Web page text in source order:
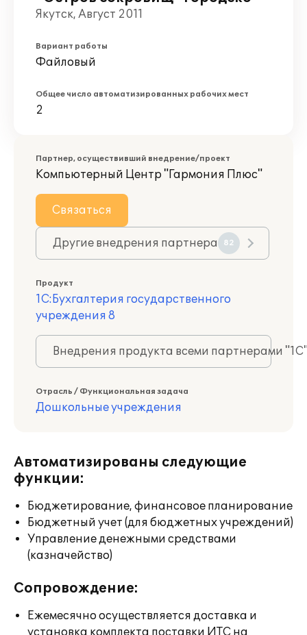
Якутск, Август 2011
Вариант работы
Файловый
Общее число автоматизированных рабочих мест
2
Партнер, осуществивший внедрение/проект
Компьютерный Центр "Гармония Плюс"
Связаться
Другие внедрения партнера 82
Продукт
1С:Бухгалтерия государственного
учреждения 8
Внедрения продукта всеми партнерами
Отрасль / Функциональная задача
Дошкольные учреждения
Автоматизированы следующие
функции:
Бюджетирование, финансовое планирование
Бюджетный учет (для бюджетных учреждений)
Управление денежными средствами
(казначейство)
Сопровождение:
Ежемесячно осуществляется доставка и
установка комплекта поставки ИТС на